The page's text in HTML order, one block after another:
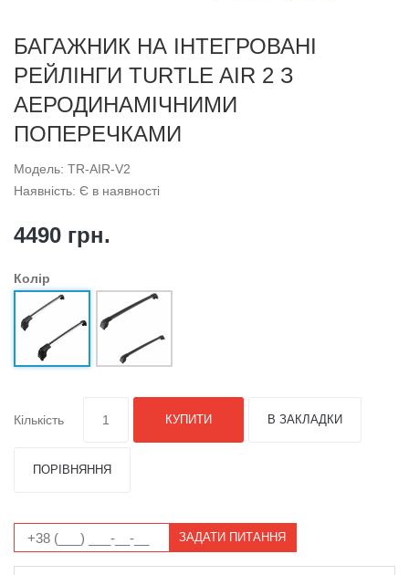
БАГАЖНИК НА ІНТЕГРОВАНІ
РЕЙЛІНГИ TURTLE AIR 2 З
АЕРОДИНАМІЧНИМИ
ПОПЕРЕЧКАМИ
Модель: TR-AIR-V2
Наявність: Є в наявності
4490 грн.
Колір
Кількість КУПИТИ В ЗАКЛАДКИ
ПОРІВНЯННЯ
ЗАДАТИ ПИТАННЯ